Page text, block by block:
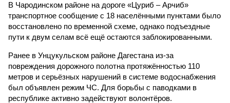
В Чародинском районе на дороге «Цуриб – Арчиб»
транспортное сообщение с 18 населёнными пунктами было
восстановлено по временной схеме, однако подъездные
пути к двум селам всё ещё остаются заблокированными.
Ранее в Унцукульском районе Дагестана из-за
повреждения дорожного полотна протяжённостью 110
метров и серьёзных нарушений в системе водоснабжения
был объявлен режим ЧС. Для борьбы с паводками в
республике активно задействуют волонтёров.